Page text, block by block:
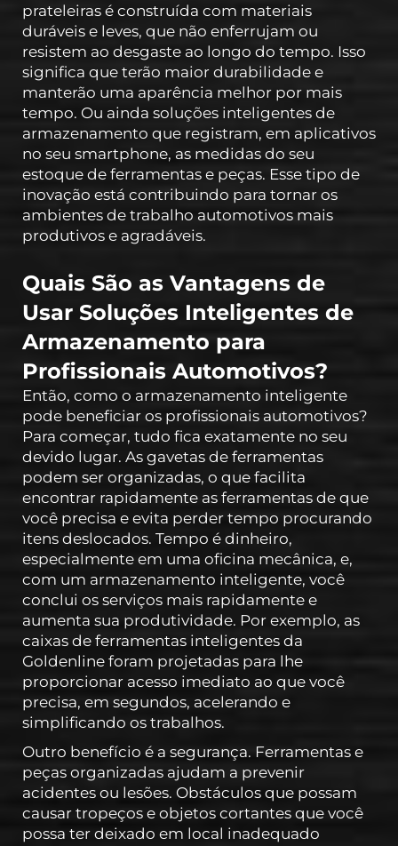
prateleiras é construída com materiais
duráveis e leves, que não enferrujam ou
resistem ao desgaste ao longo do tempo. Isso
significa que terão maior durabilidade e
manterão uma aparência melhor por mais
tempo. Ou ainda soluções inteligentes de
armazenamento que registram, em aplicativos
no seu smartphone, as medidas do seu
estoque de ferramentas e peças. Esse tipo de
inovação está contribuindo para tornar os
ambientes de trabalho automotivos mais
produtivos e agradáveis.
Quais São as Vantagens de
Usar Soluções Inteligentes de
Armazenamento para
Profissionais Automotivos?
Então, como o armazenamento inteligente
pode beneficiar os profissionais automotivos?
Para começar, tudo fica exatamente no seu
devido lugar. As gavetas de ferramentas
podem ser organizadas, o que facilita
encontrar rapidamente as ferramentas de que
você precisa e evita perder tempo procurando
itens deslocados. Tempo é dinheiro,
especialmente em uma oficina mecânica, e,
com um armazenamento inteligente, você
conclui os serviços mais rapidamente e
aumenta sua produtividade. Por exemplo, as
caixas de ferramentas inteligentes da
Goldenline foram projetadas para lhe
proporcionar acesso imediato ao que você
precisa, em segundos, acelerando e
simplificando os trabalhos.
Outro benefício é a segurança. Ferramentas e
peças organizadas ajudam a prevenir
acidentes ou lesões. Obstáculos que possam
causar tropeços e objetos cortantes que você
possa ter deixado em local inadequado